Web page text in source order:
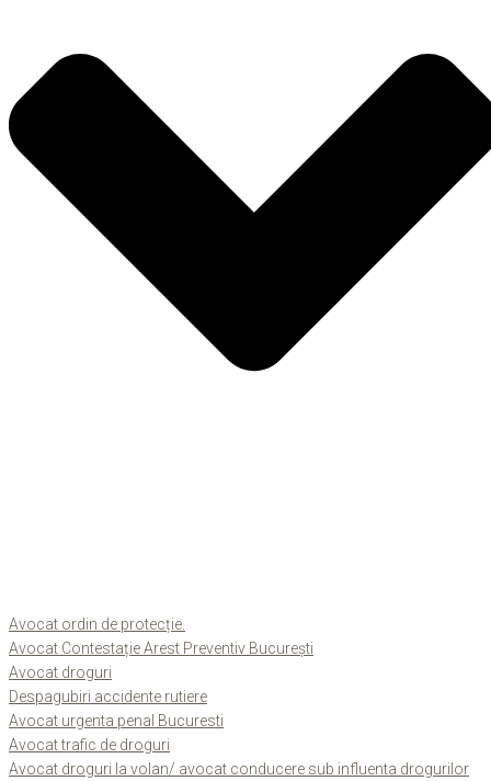
Avocat ordin de protecție.
Avocat Contestație Arest Preventiv București
Avocat droguri
Despagubiri accidente rutiere
Avocat urgenta penal Bucuresti
Avocat trafic de droguri
Avocat droguri la volan/ avocat conducere sub influenta drogurilor